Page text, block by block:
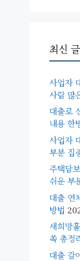
최신 글
사업자
사람 많
대출로
내용 한
사업자
부분 집
주택담
쉬운 부
대출 연
방법
새희망
쏙 총정
대출 갈